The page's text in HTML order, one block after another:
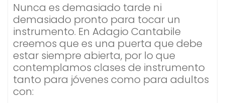
Nunca es demasiado tarde ni
demasiado pronto para tocar un
instrumento. En Adagio Cantabile
creemos que es una puerta que debe
estar siempre abierta, por lo que
contemplamos clases de instrumento
tanto para jóvenes como para adultos
con: